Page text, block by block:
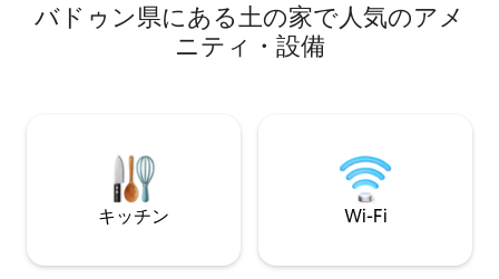
界クラスの波が徒歩圏内にあります。手
作りのインテリア、遊び心のあるディテ
ール、そしてBandidoならではのセンスが
ィラには180度の
ります。インド洋
バドゥン県にある土の家で人気のアメ
ニティ・設備
キッチン Wi-Fi